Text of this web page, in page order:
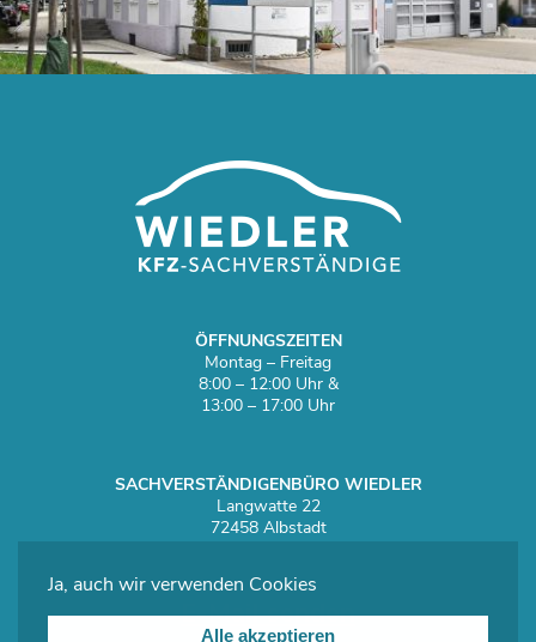
ÖFFNUNGSZEITEN
Montag – Freitag
8:00 – 12:00 Uhr &
13:00 – 17:00 Uhr
SACHVERSTÄNDIGEN­BÜRO WIEDLER
Langwatte 22
72458 Albstadt
E-Mail senden
Ja, auch wir verwenden Cookies
Alle akzeptieren